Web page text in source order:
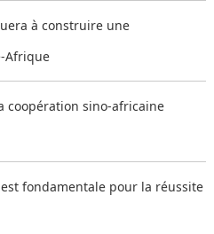
à construire une
Afrique
coopération sino-africaine
fondamentale pour la réussite